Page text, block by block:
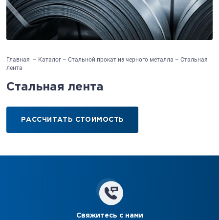
Главная Каталог Стальной прокат из черного металла
Стальная
лента
Стальная лента
РАССЧИТАТЬ СТОИМОСТЬ
Свяжитесь с нами